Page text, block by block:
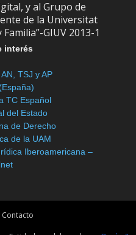
y al Grupo de
de la Universitat
GIUV 2013-1
interés
TSJ y AP
TC Español
del Estado
de Derecho
de la UAM
Iberoamericana –
Contacto